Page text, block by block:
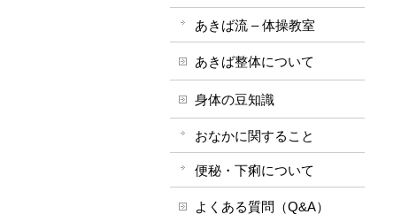
あきば流 – 体操教室
あきば整体について
身体の豆知識
おなかに関すること
便秘・下痢について
よくある質問（Q&A）